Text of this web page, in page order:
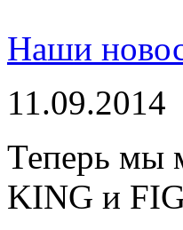
Наши
11.09.2014
Теперь мы
KING и